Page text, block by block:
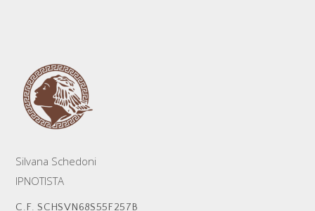
Silvana Schedoni
IPNOTISTA
C.F. SCHSVN68S55F257B